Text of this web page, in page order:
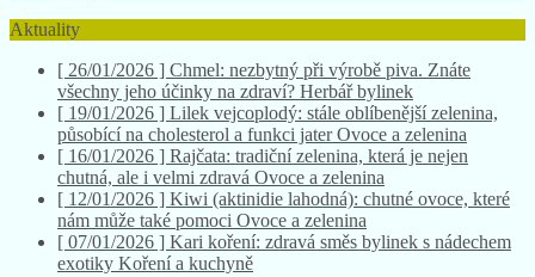
Aktuality
[ 26/01/2026 ] Chmel: nezbytný při výrobě piva. Znáte
všechny jeho účinky na zdraví? Herbář bylinek
[ 19/01/2026 ] Lilek vejcoplodý: stále oblíbenější zelenina,
působící na cholesterol a funkci jaterOvoce a zelenina
[ 16/01/2026 ] Rajčata: tradiční zelenina, která je nejen
chutná, ale i velmi zdravá Ovoce a zelenina
[ 12/01/2026 ] Kiwi (aktinidie lahodná): chutné ovoce, které
nám může také pomoci Ovoce a zelenina
[ 07/01/2026 ] Kari koření: zdravá směs bylinek s nádechem
exotiky Koření a kuchyně